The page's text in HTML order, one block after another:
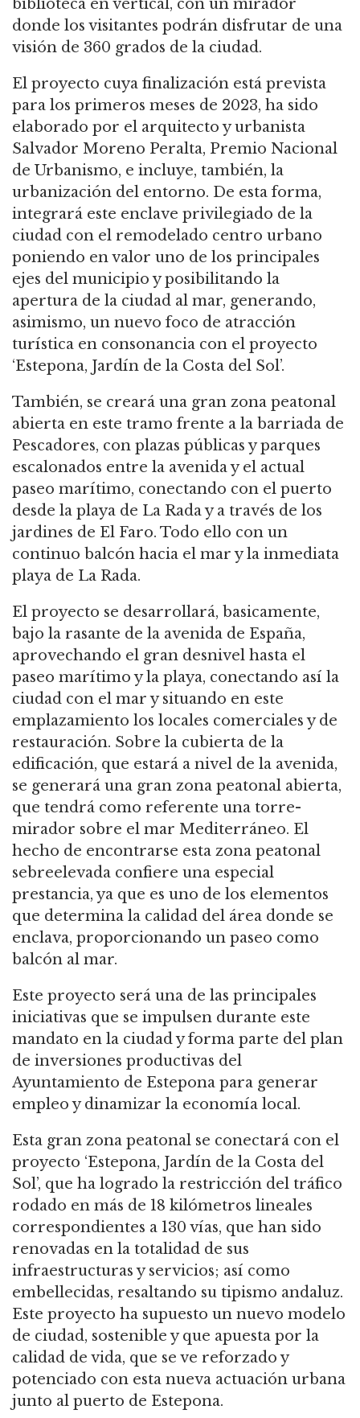
biblioteca en vertical, con un mirador
donde los visitantes podrán disfrutar de una
visión de 360 grados de la ciudad.
El proyecto cuya finalización está prevista
para los primeros meses de 2023, ha sido
elaborado por el arquitecto y urbanista
Salvador Moreno Peralta, Premio Nacional
de Urbanismo, e incluye, también, la
urbanización del entorno. De esta forma,
integrará este enclave privilegiado de la
ciudad con el remodelado centro urbano
poniendo en valor uno de los principales
ejes del municipio y posibilitando la
apertura de la ciudad al mar, generando,
asimismo, un nuevo foco de atracción
turística en consonancia con el proyecto
‘Estepona, Jardín de la Costa del Sol’.
También, se creará una gran zona peatonal
abierta en este tramo frente a la barriada de
Pescadores, con plazas públicas y parques
escalonados entre la avenida y el actual
paseo marítimo, conectando con el puerto
desde la playa de La Rada y a través de los
jardines de El Faro. Todo ello con un
continuo balcón hacia el mar y la inmediata
playa de La Rada.
El proyecto se desarrollará, basicamente,
bajo la rasante de la avenida de España,
aprovechando el gran desnivel hasta el
paseo marítimo y la playa, conectando así la
ciudad con el mar y situando en este
emplazamiento los locales comerciales y de
restauración. Sobre la cubierta de la
edificación, que estará a nivel de la avenida,
se generará una gran zona peatonal abierta,
que tendrá como referente una torre-
mirador sobre el mar Mediterráneo. El
hecho de encontrarse esta zona peatonal
sebreelevada confiere una especial
prestancia, ya que es uno de los elementos
que determina la calidad del área donde se
enclava, proporcionando un paseo como
balcón al mar.
Este proyecto será una de las principales
iniciativas que se impulsen durante este
mandato en la ciudad y forma parte del plan
de inversiones productivas del
Ayuntamiento de Estepona para generar
empleo y dinamizar la economía local.
Esta gran zona peatonal se conectará con el
proyecto ‘Estepona, Jardín de la Costa del
Sol’, que ha logrado la restricción del tráfico
rodado en más de 18 kilómetros lineales
correspondientes a 130 vías, que han sido
renovadas en la totalidad de sus
infraestructuras y servicios; así como
embellecidas, resaltando su tipismo andaluz.
Este proyecto ha supuesto un nuevo modelo
de ciudad, sostenible y que apuesta por la
calidad de vida, que se ve reforzado y
potenciado con esta nueva actuación urbana
junto al puerto de Estepona.